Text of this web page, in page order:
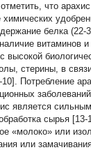
что
химических
белка
витаминов
высокой
стерины, в
Потребление
является
сырья
«молоко» или
или